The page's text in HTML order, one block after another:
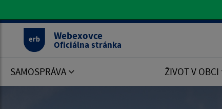
Webexovce
Oficiálna stránka
SAMOSPRÁVA ŽIVOT V OBCI